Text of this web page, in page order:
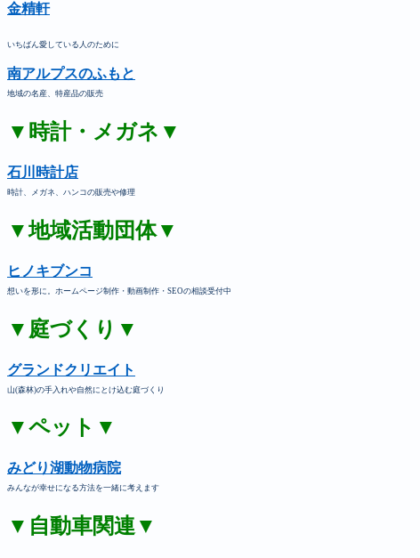
金精軒
いちばん愛している人のために
南アルプスのふもと
地域の名産、特産品の販売
▼時計・メガネ▼
石川時計店
時計、メガネ、ハンコの販売や修理
▼地域活動団体▼
ヒノキブンコ
想いを形に。ホームページ制作・動画制作・SEOの相談受付中
▼庭づくり▼
グランドクリエイト
山(森林)の手入れや自然にとけ込む庭づくり
▼ペット▼
みどり湖動物病院
みんなが幸せになる方法を一緒に考えます
▼自動車関連▼